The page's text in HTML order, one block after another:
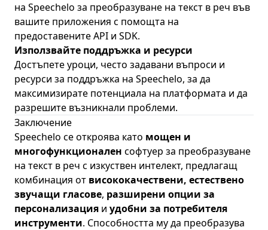
на Speechelo за преобразуване на текст в реч във
вашите приложения с помощта на
предоставените API и SDK.
Използвайте поддръжка и ресурси
Достъпете уроци, често задавани въпроси и
ресурси за поддръжка на Speechelo, за да
максимизирате потенциала на платформата и да
разрешите възникнали проблеми.
Заключение
Speechelo се откроява като мощен и
многофункционален софтуер за преобразуване
на текст в реч с изкуствен интелект, предлагащ
комбинация от висококачествени, естествено
звучащи гласове, разширени опции за
персонализация и удобни за потребителя
инструменти. Способността му да преобразува